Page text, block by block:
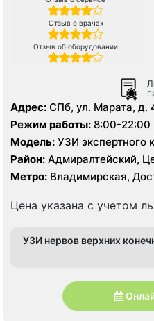
Отзыв о врачах
Отзыв об оборудовании
Адрес: СПб, ул. Марата, д.
Режим работы: 8:00-22:00
Модель: УЗИ экспертного
Район: Адмиралтейский,
Метро: Владимирская,
Цена указана с учетом
УЗИ нервов верхних